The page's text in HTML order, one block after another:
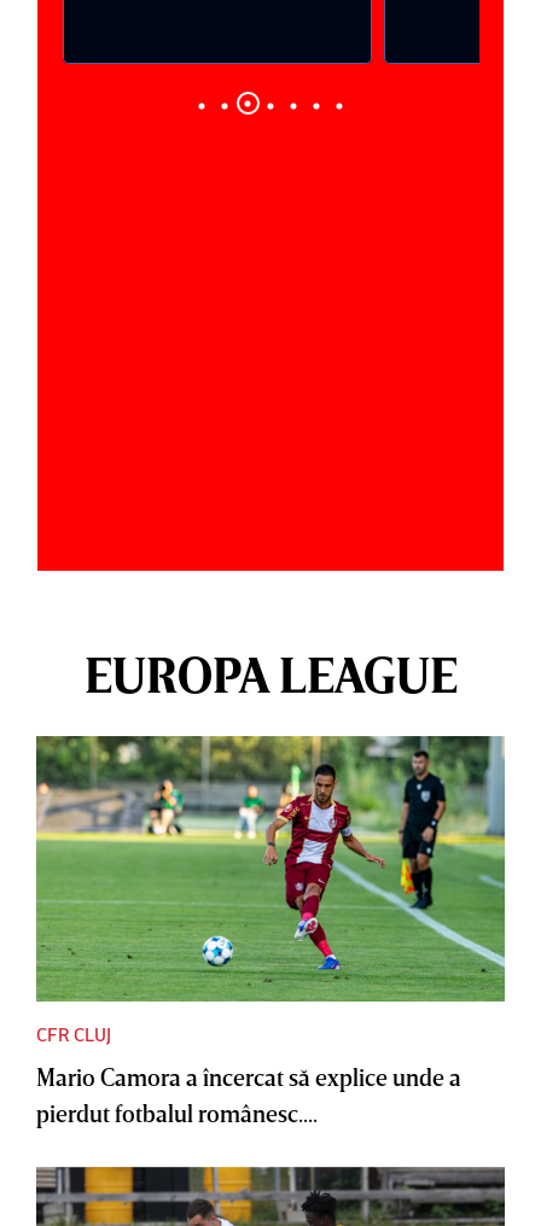
EUROPA LEAGUE
CFR CLUJ
Mario Camora a încercat să explice unde a
pierdut fotbalul românesc....